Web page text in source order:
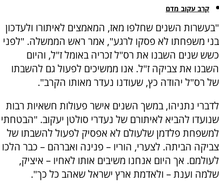
קרב עקוב מדם
"בעשרות השנים שחלפו מאז, המאמצים לאיתורו ולעדכון
בני משפחתו לא פסקו לרגע", אמר ראש הממשלה. "לפני
כשש שנים השבנו את רס"ל זכריה באומל ז"ל, והיום
השבנו את צביקה ז"ל. אנו ממשיכים לפעול גם להשבתו
של רס"ל יהודה כץ, שעודנו נעדר מאותו הקרב".
לדברי נתניהו, במשך השנים אישר פעולות חשאיות רבות
שנועדו להביא לאיתורם של נעדרי סולטן יעקוב. "הבטחתי
למשפחת פלדמן שלעולם לא אפסיק לפעול להשבתו של
צביקה הביתה. לצערי, הוריו – פנינה ואברהם – כבר הלכו
לעולמם. אך היום אנחנו משיבים אותו לאחיו – איציק,
שלמה וענת – ולאדמת ארץ ישראל שאהב כל כך".